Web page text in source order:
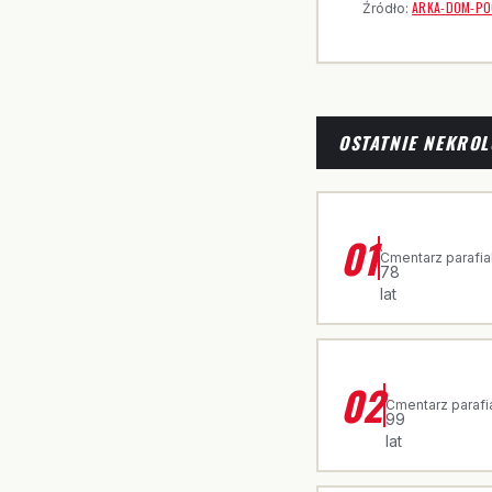
Źródło: ARKA-DOM-
OSTATNIE
01·
78
lat
Cmentarz
02·
99
lat
Cmentarz